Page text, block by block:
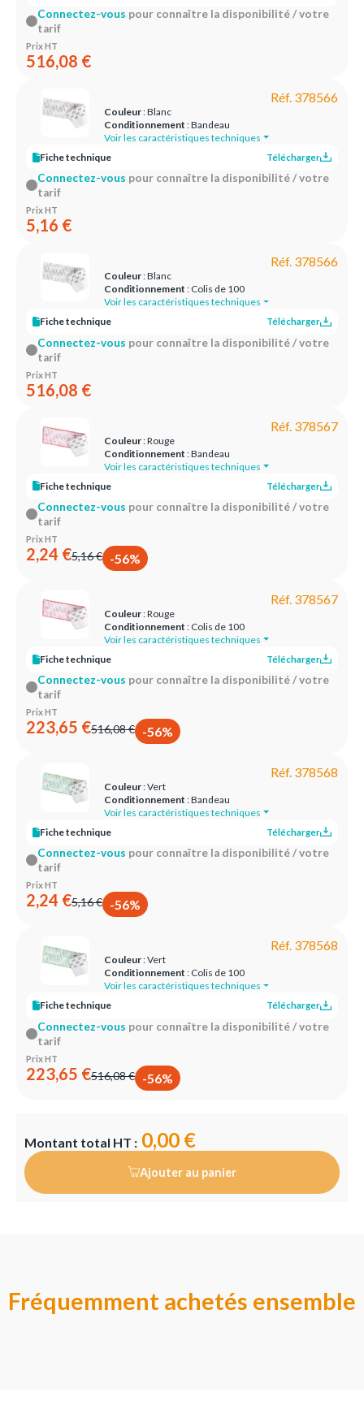
Connectez-vous pour connaître la disponibilité / votre
tarif
Prix HT
516,08 €
Réf. 378566
Couleur: Blanc
Conditionnement : Bandeau
Voir les caractéristiques techniques
Fiche technique
Télécharger
Connectez-vous pour connaître la disponibilité / votre
tarif
Prix HT
5,16 €
Réf. 378566
Couleur: Blanc
Conditionnement : Colis de 100
Voir les caractéristiques techniques
Fiche technique
Télécharger
Connectez-vous pour connaître la disponibilité / votre
tarif
Prix HT
516,08 €
Réf. 378567
Couleur: Rouge
Conditionnement : Bandeau
Voir les caractéristiques techniques
Fiche technique
Télécharger
Connectez-vous pour connaître la disponibilité / votre
tarif
Prix HT
2,24 €5,16 € -56%
Réf. 378567
Couleur: Rouge
Conditionnement : Colis de 100
Voir les caractéristiques techniques
Fiche technique
Télécharger
Connectez-vous pour connaître la disponibilité / votre
tarif
Prix HT
223,65 €516,08 € -56%
Réf. 378568
Couleur: Vert
Conditionnement : Bandeau
Voir les caractéristiques techniques
Fiche technique
Télécharger
Connectez-vous pour connaître la disponibilité / votre
tarif
Prix HT
2,24 €5,16 € -56%
Réf. 378568
Couleur: Vert
Conditionnement : Colis de 100
Voir les caractéristiques techniques
Fiche technique
Télécharger
Connectez-vous pour connaître la disponibilité / votre
tarif
Prix HT
223,65 €516,08 € -56%
Montant total HT : 0,00 €
Ajouter au panier
Fréquemment achetés ensemble